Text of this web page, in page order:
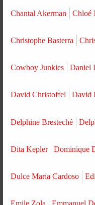
Chantal Akerman Chloé
Christophe Basterra
Cowboy Junkies Daniel
David Christoffel David
Delphine Bresteché
Dita Kepler Dominique
Dulce Maria Cardoso